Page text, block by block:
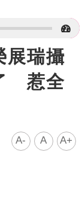
展瑞攝
惹全
A- A A+